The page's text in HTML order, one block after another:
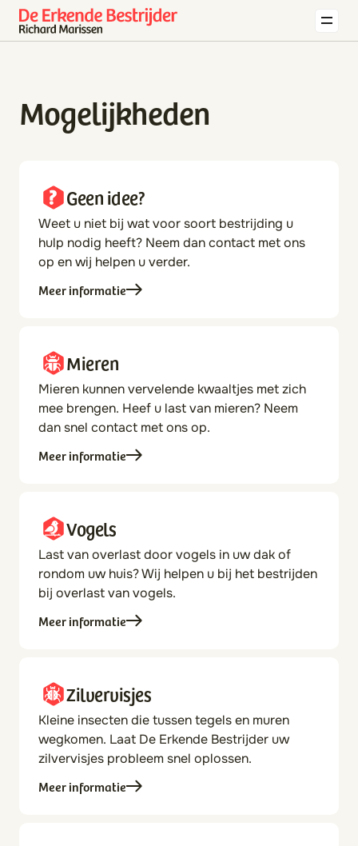
Diensten
Mogelijkheden
Geen idee?
Weet u niet bij wat voor soort bestrijding u
hulp nodig heeft? Neem dan contact met ons
op en wij helpen u verder.
Meer informatie
Mieren
Mieren kunnen vervelende kwaaltjes met zich
mee brengen. Heef u last van mieren? Neem
dan snel contact met ons op.
Meer informatie
Vogels
Last van overlast door vogels in uw dak of
rondom uw huis? Wij helpen u bij het bestrijden
bij overlast van vogels.
Meer informatie
Zilvervisjes
Kleine insecten die tussen tegels en muren
wegkomen. Laat De Erkende Bestrijder uw
zilvervisjes probleem snel oplossen.
Meer informatie